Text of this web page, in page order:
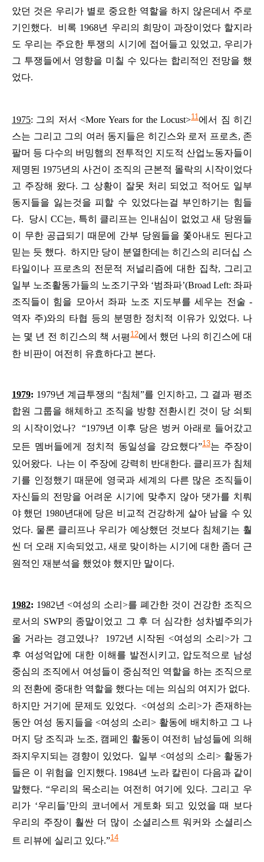
았던 것은 우리가 별로 중요한 역할을 하지 않은데서 주로
기인했다. 비록 1968년 우리의 희망이 과장이었다 할지라
도 우리는 주요한 투쟁의 시기에 접어들고 있었고, 우리가
그 투쟁들에서 영향을 미칠 수 있다는 합리적인 전망을 했
었다.
1975: 그의 저서 <More Years for the Locust>11에서 짐 히긴
스는 그리고 그의 여러 동지들은 히긴스와 로저 프로츠, 존
팔머 등 다수의 버밍햄의 전투적인 지도적 산업노동자들이
제명된 1975년의 사건이 조직의 근본적 몰락의 시작이었다
고 주장해 왔다. 그 상황이 잘못 처리 되었고 적어도 일부
동지들을 잃는것을 피할 수 있었다는걸 부인하기는 힘들
다. 당시 CC는, 특히 클리프는 인내심이 없었고 새 당원들
이
무한 공급되기 때문에 간부 당원들을 쫓아내도 된다고
믿는 듯 했다. 하지만 당이 분열한데는 히긴스의 리더십 스
타일이나 프로츠의 전문적 저널리즘에 대한 집착, 그리고
일부 노조활동가들의 노조기구와 ‘범좌파’(Broad Left: 좌파
조직들이 힘을 모아서 좌파 노조 지도부를 세우는 전술 -
역자 주)와의 타협 등의 분명한 정치적 이유가 있었다. 나
는 몇 년 전 히긴스의 책 서평12에서 했던 나의 히긴스에 대
한 비판이 여전히 유효하다고 본다.
1979: 1979년 계급투쟁의 “침체”를 인지하고, 그 결과 평조
합원 그룹을 해체하고 조직을 방향 전환시킨 것이 당 쇠퇴
의 시작이었나? “1979년 이후 당은 벙커 아래로 들어갔고
모든 멤버들에게 정치적 동일성을 강요했다”13는 주장이
있어왔다. 나는 이 주장에 강력히 반대한다. 클리프가 침체
기를 인정했기 때문에 영국과 세계의 다른 많은 조직들이
자신들의
전망을 어려운 시기에 맞추지 않아 댓가를 치뤄
야 했던 1980년대에 당은 비교적 건강하게 살아 남을 수 있
었다. 물론 클리프나 우리가 예상했던 것보다 침체기는 훨
씬 더 오래 지속되었고, 새로 맞이하는 시기에 대한 좀더 근
원적인 재분석을 했었야 했지만 말이다.
1982: 1982년 <여성의 소리>를 폐간한 것이 건강한 조직으
로서의
SWP의 종말이었고 그 후 더 심각한 성차별주의가
올 거라는 경고였나? 1972년 시작된 <여성의 소리>가 그
후 여성억압에 대한 이해를 발전시키고, 압도적으로 남성
중심의 조직에서 여성들이 중심적인 역할을 하는 조직으로
의 전환에 중대한 역할을 했다는 데는 의심의 여지가 없다.
하지만 거기에 문제도 있었다. <여성의 소리>가 존재하는
동안 여성 동지들을 <여성의 소리 > 활동에 배치하고 그 나
머지
당 조직과 노조, 캠페인 활동이 여전히 남성들에 의해
좌지우지되는 경향이 있었다. 일부 <여성의 소리> 활동가
들은 이 위험을 인지했다. 1984년 노라 칼린이 다음과 같이
말했다. “우리의 목소리는 여전히 여기에 있다. 그리고 우
리가 ‘우리들’만의 코너에서 게토화 되고 있었을 때
보다
우리의
주장이 훨싼 더 많이 소셜리스트 워커와 소셜리스
트 리뷰에 실리고 있다.”14